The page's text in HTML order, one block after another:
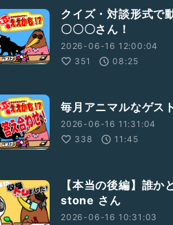
クイズ・対談形式で
〇〇〇さん！
2026-06-16 12:00:04
351
08:25
毎月アニマルなゲス
2026-06-16 11:31:04
338
11:45
【本当の後編】誰
stone さん
2026-06-16 10:31:03